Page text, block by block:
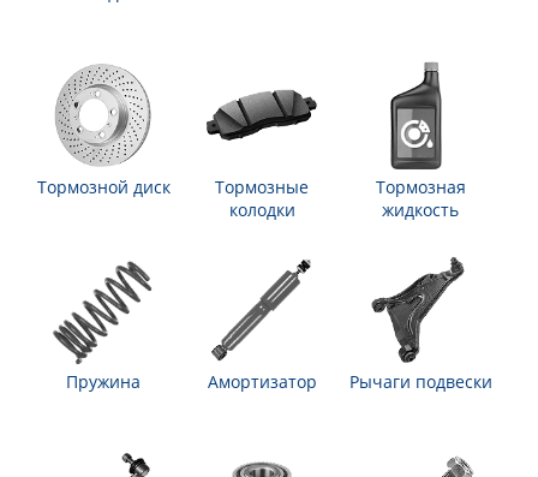
Тормозной диск
Тормозные
колодки
Тормозная
жидкость
Пружина Амортизатор Рычаги подвески